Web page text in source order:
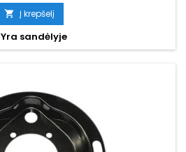
kaina
 Į krepšelį
Yra sandėlyje